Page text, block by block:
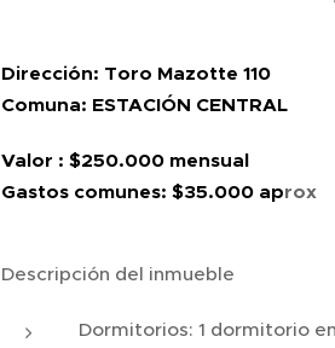
Dirección: Toro Mazotte 110
Comuna: ESTACIÓN CENTRAL
Valor : $250.000 mensual
Gastos comunes: $35.000 aprox
Descripción del inmueble
Dormitorios: 1 dormitorio en